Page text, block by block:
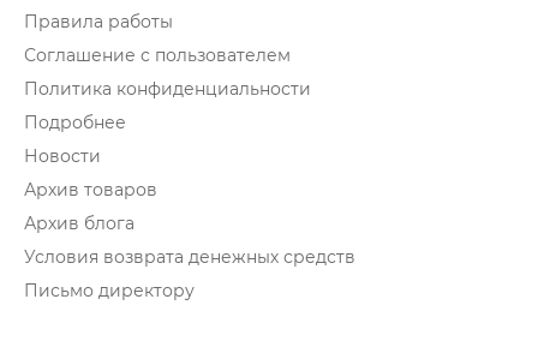
Правила работы
Соглашение с пользователем
Политика конфиденциальности
Подробнее
Новости
Архив товаров
Архив блога
Условия возврата денежных средств
Письмо директору